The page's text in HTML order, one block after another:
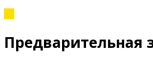
Предварительная